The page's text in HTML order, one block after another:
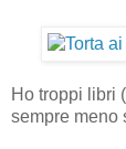
Ho troppi libri
sempre meno